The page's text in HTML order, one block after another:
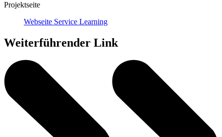
Projektseite
Webseite Service Learning
Weiterführender Link